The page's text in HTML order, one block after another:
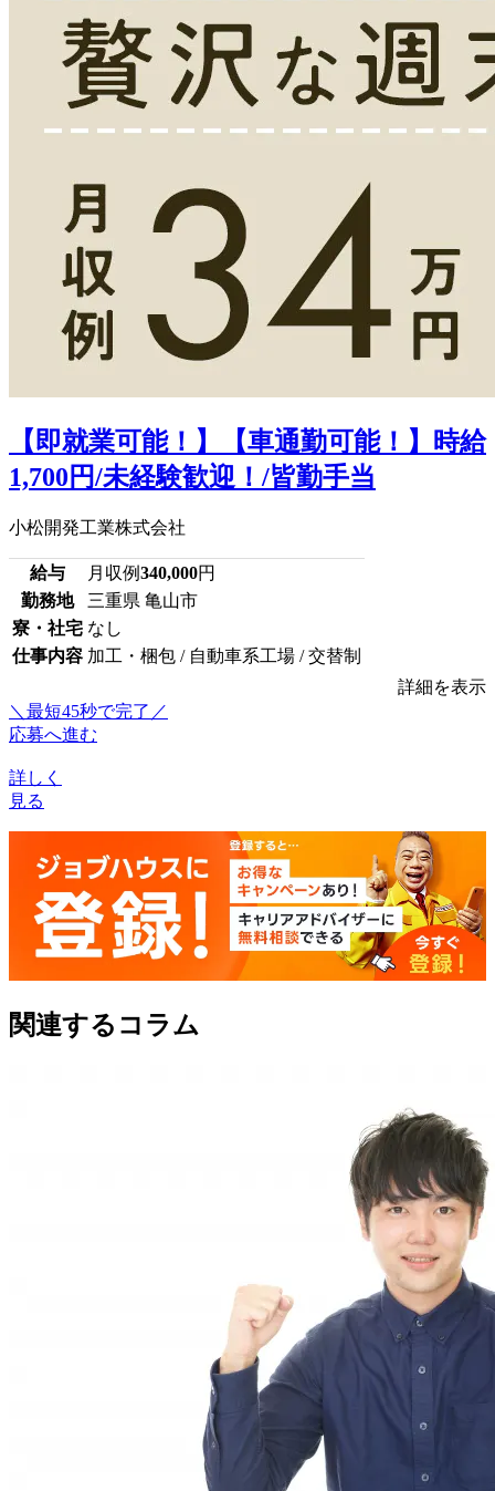
【即就業可能！】【車通勤可能！】時給
1,700円/未経験歓迎！/皆勤手当
小松開発工業株式会社
給与 月収例340,000円
勤務地
三重県 亀山市
寮・社宅 なし
仕事内容 加工・梱包 / 自動車系工場 / 交替制
詳細を表示
＼最短45秒で完了／
応募へ進む
詳しく
見る
関連するコラム